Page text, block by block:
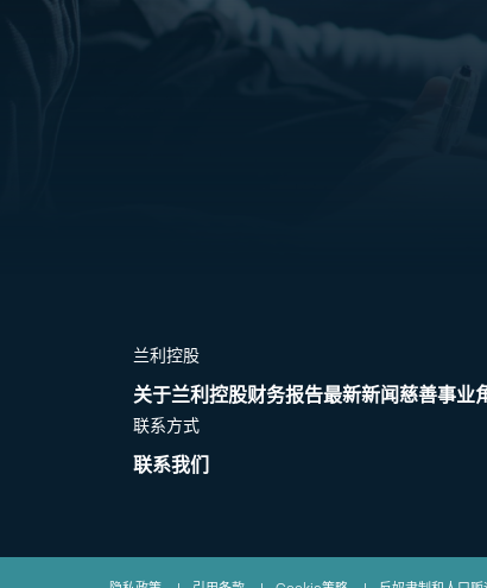
兰利控股
关于兰利控股财务报告最新新闻慈善事业
联系方式
联系我们